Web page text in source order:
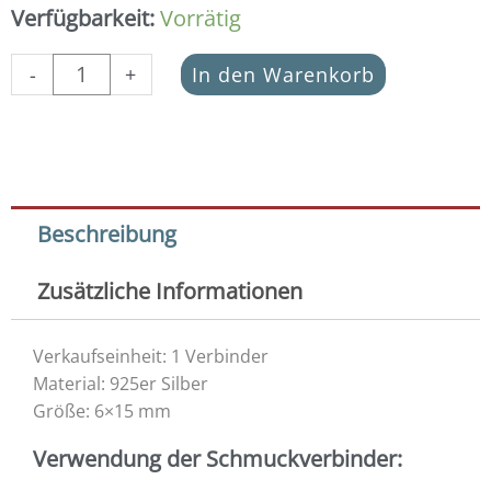
Verfügbarkeit:Vorrätig
-
Schmuckverbinder
925
Silber
+ In den Warenkorb
Beschreibung
Zusätzliche Informationen
Verkaufseinheit: 1 Verbinder
Material: 925er Silber
Größe: 6×15 mm
Verwendung der Schmuckverbinder: